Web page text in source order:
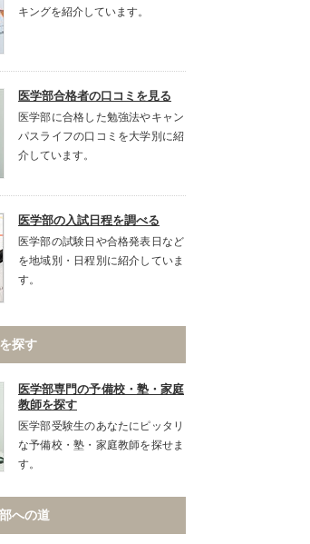
キングを紹介しています。
医学部合格者の口コミを見る
医学部に合格した勉強法やキャン
パスライフの口コミを大学別に紹
介しています。
医学部の入試日程を調べる
医学部の試験日や合格発表日など
を地域別・日程別に紹介していま
す。
探す
医学部専門の予備校・塾・家庭
教師を探す
医学部受験生のあなたにピッタリ
な予備校・塾・家庭教師を探せま
す。
への道